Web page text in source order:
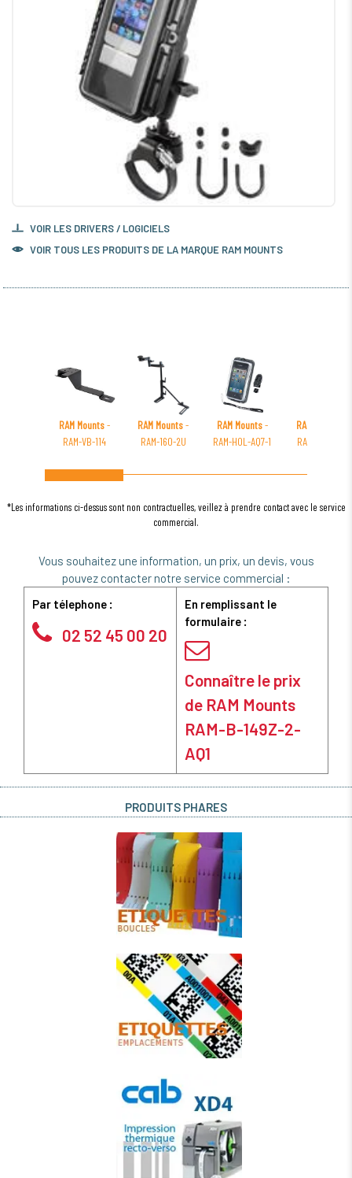
VOIR LES DRIVERS / LOGICIELS
VOIR TOUS LES PRODUITS DE LA MARQUE RAM MOUNTS
RAM Mounts-
RAM-VB-114
RAM Mounts-
RAM-160-2U
RAM Mounts-
RAM-HOL-AQ7-1
RAM Mounts
RAM-B-316-1-
*Les informations ci-dessus sont non contractuelles, veillez à prendre contact avec le service
commercial.
Vous souhaitez une information, un prix, un devis, vous
pouvez contacter notre service commercial :
Par télephone :
02 52 45 00 20
En remplissant le
formulaire :
Connaître le prix
de RAM Mounts
RAM-B-149Z-2-
AQ1
PRODUITS PHARES